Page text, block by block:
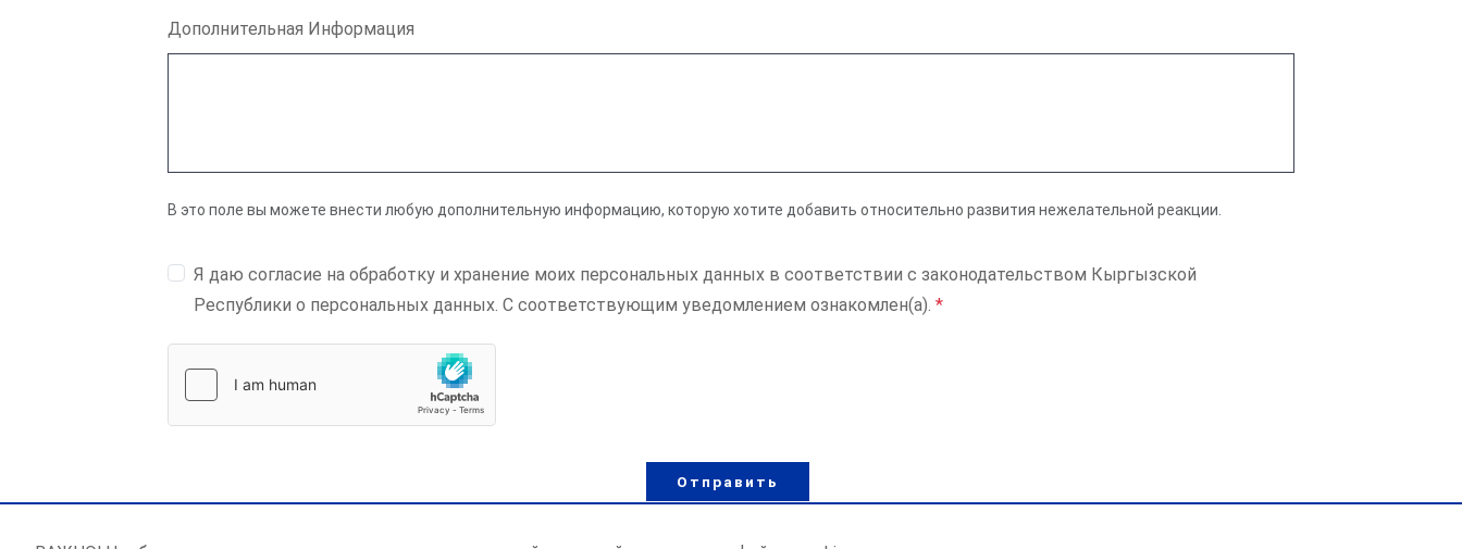
Дополнительная Информация
В это поле вы можете внести любую дополнительную информацию, которую хотите добавить относительно развития нежелательной реакции.
Я даю согласие на обработку и хранение моих персональных данных в соответствии с законодательством Кыргызской
Республики о персональных данных. С соответствующим уведомлением ознакомлен(а). *
Отправить